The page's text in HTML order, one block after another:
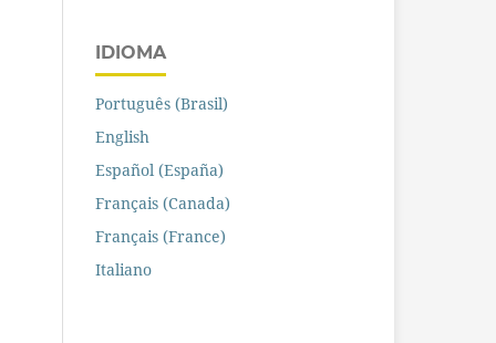
IDIOMA
Português (Brasil)
English
Español (España)
Français (Canada)
Français (France)
Italiano